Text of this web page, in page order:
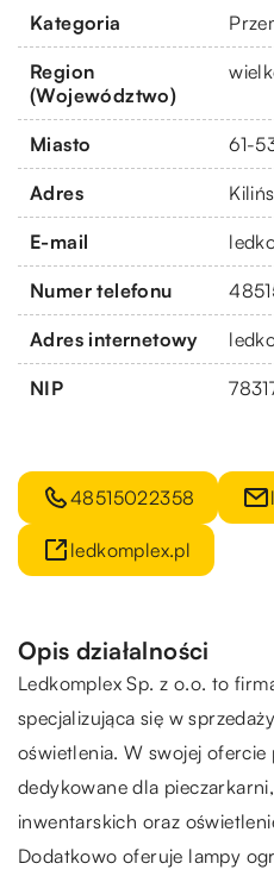
Kategoria
Region
(Województwo)
Miasto 61-
Adres
E-mail
Numer telefonu
Adres internetowy
NIP
48515022358
ledkomplex.pl
Opis działalności
Ledkomplex Sp. z o.o. to
specjalizująca się w
oświetlenia. W swojej ofercie
dedykowane dla
inwentarskich oraz
Dodatkowo oferuje lampy